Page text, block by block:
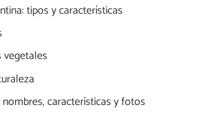
tipos y características
características y fotos